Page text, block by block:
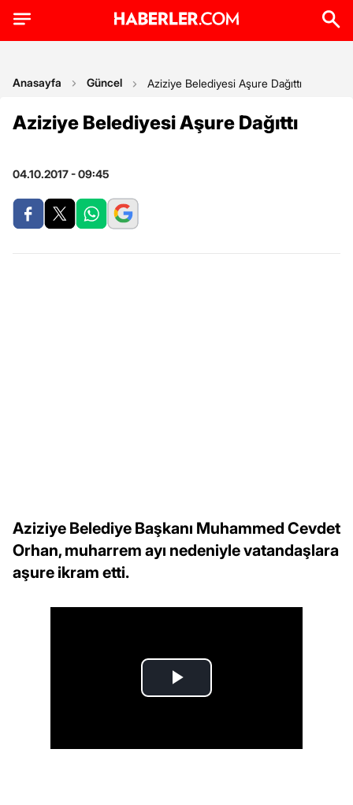
Anasayfa Güncel Aziziye Belediyesi Aşure Dağıttı
Aziziye Belediyesi Aşure Dağıttı
04.10.2017 - 09:45
Aziziye Belediye Başkanı Muhammed Cevdet
Orhan, muharrem ayı nedeniyle vatandaşlara
aşure ikram etti.